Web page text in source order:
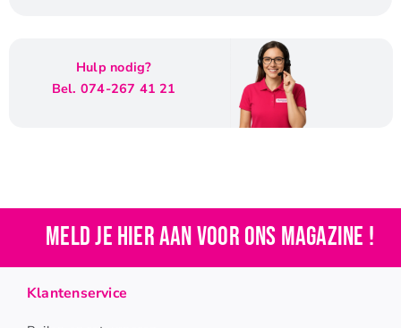
Hulp nodig?
Bel. 074-267 41 21
Meld je hier aan voor ons magazine !
Klantenservice